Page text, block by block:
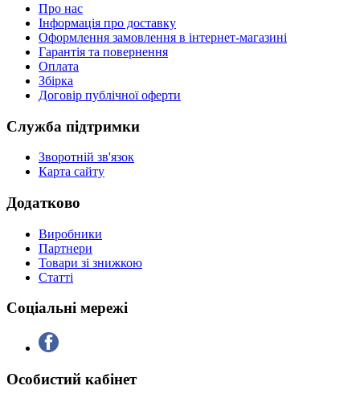
Про нас
Інформація про доставку
Оформлення замовлення в інтернет-магазині
Гарантія та повернення
Оплата
Збірка
Договір публічної оферти
Служба підтримки
Зворотній зв'язок
Карта сайту
Додатково
Виробники
Партнери
Товари зі знижкою
Статті
Соціальні мережі
Особистий кабінет